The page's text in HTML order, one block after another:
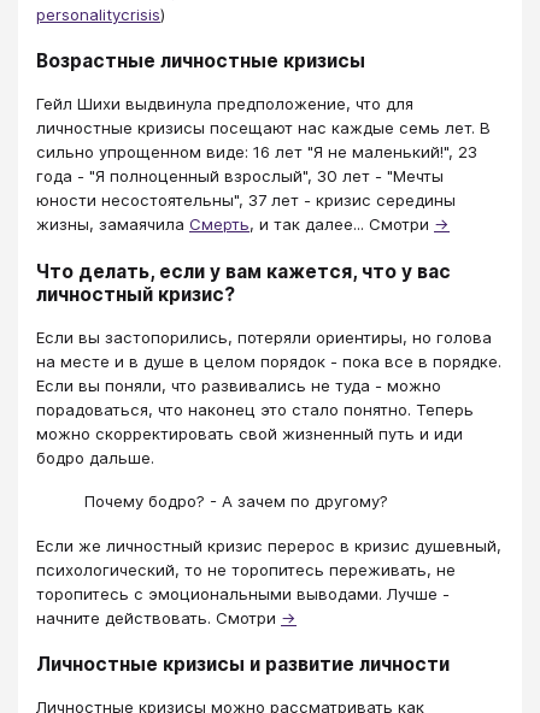
personalitycrisis)
Возрастные личностные кризисы
Гейл Шихи выдвинула предположение, что для
личностные кризисы посещают нас каждые семь лет. В
сильно упрощенном виде: 16 лет "Я не маленький!", 23
года - "Я полноценный взрослый", 30 лет - "Мечты
юности несостоятельны", 37 лет - кризис середины
жизны, замаячила Смерть, и так далее... Смотри →
Что делать, если у вам кажется, что у вас
личностный кризис?
Если вы застопорились, потеряли ориентиры, но голова
на месте и в душе в целом порядок - пока все в порядке.
Если вы поняли, что развивались не туда - можно
порадоваться, что наконец это стало понятно. Теперь
можно скорректировать свой жизненный путь и иди
бодро дальше.
Почему бодро? - А зачем по другому?
Если же личностный кризис перерос в кризис душевный,
психологический, то не торопитесь переживать, не
торопитесь с эмоциональными выводами. Лучше -
начните действовать. Смотри →
Личностные кризисы и развитие личности
Личностные кризисы можно рассматривать как